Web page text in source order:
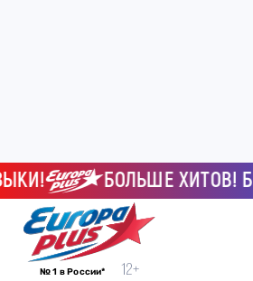
БОЛЬШЕ ХИТОВ!
№ 1 в России*